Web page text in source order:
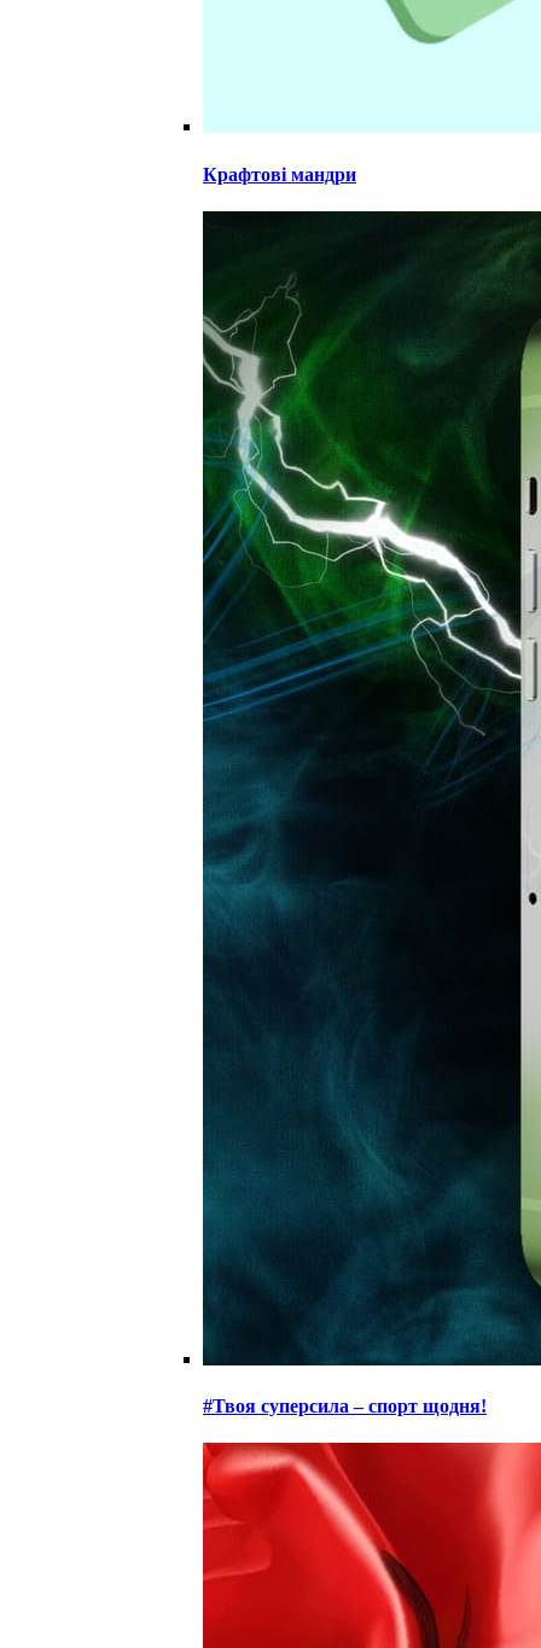
Крафтові мандри
#Твоя суперсила – спорт щодня!